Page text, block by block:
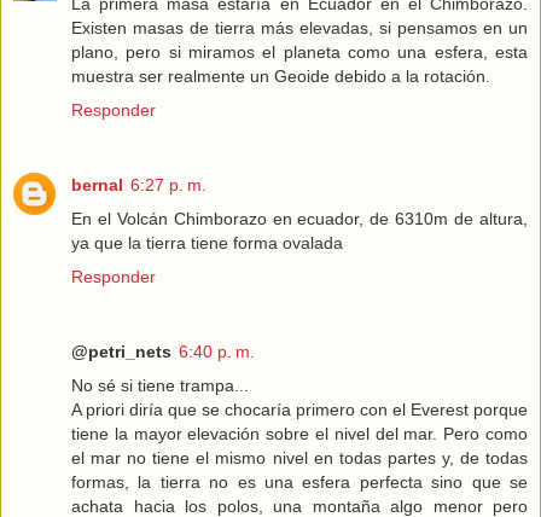
Existen masas de tierra más elevadas, si pensamos en un
plano, pero si miramos el planeta como una esfera, esta
muestra ser realmente un Geoide debido a la rotación.
Responder
bernal 6:27 p. m.
En el Volcán Chimborazo en ecuador, de 6310m de altura,
ya que la tierra tiene forma ovalada
Responder
@petri_nets 6:40 p. m.
No sé si tiene trampa...
A priori diría que se chocaría primero con el Everest porque
tiene la mayor elevación sobre el nivel del mar. Pero como
el mar no tiene el mismo nivel en todas partes y, de todas
formas, la tierra no es una esfera perfecta sino que se
achata hacia los polos, una montaña algo menor pero